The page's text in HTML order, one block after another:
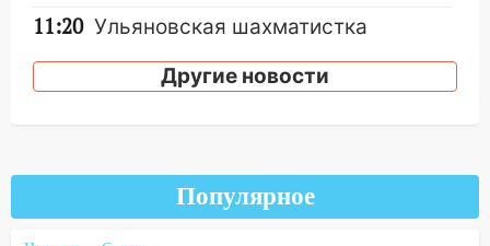
11:20 Ульяновская шахматистка
золота в составе сборной мира
10:40 В Ульяновске спасатели ночью
нашли потерявшегося в заброшенных
Другие новости
Популярное